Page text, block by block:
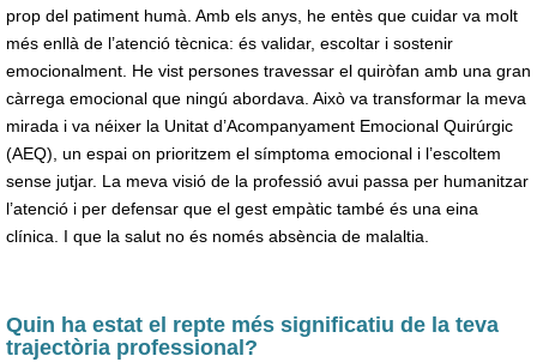
prop del patiment humà. Amb els anys, he entès que cuidar va molt
més enllà de l’atenció tècnica: és validar, escoltar i sostenir
emocionalment. He vist persones travessar el quiròfan amb una gran
càrrega emocional que ningú abordava. Això va transformar la meva
mirada i va néixer la Unitat d’Acompanyament Emocional Quirúrgic
(AEQ), un espai on prioritzem el símptoma emocional i l’escoltem
sense jutjar. La meva visió de la professió avui passa per humanitzar
l’atenció i per defensar que el gest empàtic també és una eina
clínica. I que la salut no és només absència de malaltia.
Quin ha estat el repte més significatiu de la teva
trajectòria professional?